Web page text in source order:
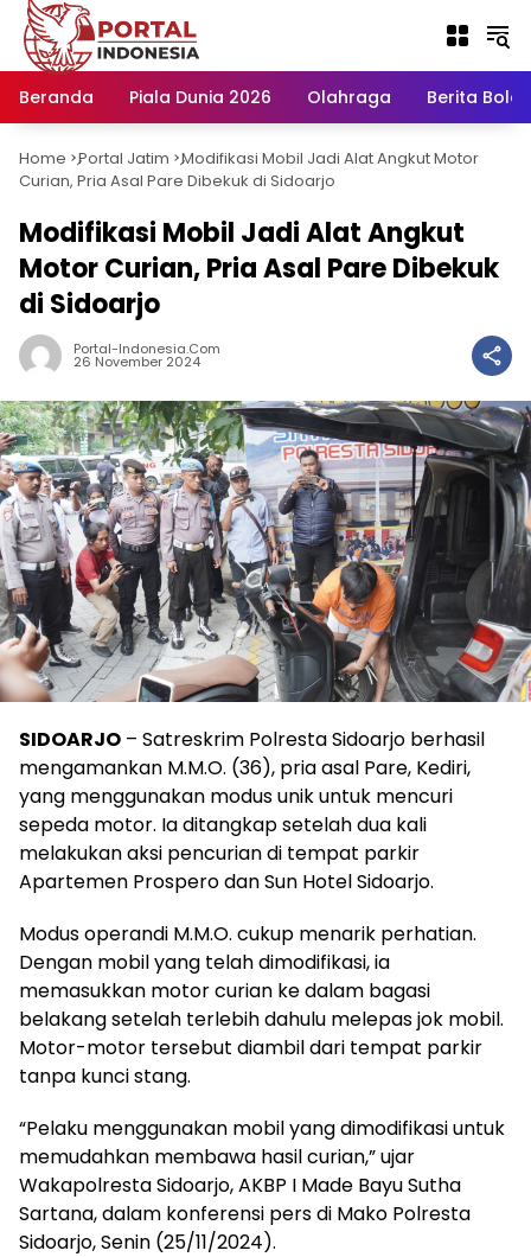
Langsung
konten
Beranda
Piala Dunia 2026 Olahraga Berita Bola
Home -
Portal Jatim -Modifikasi Mobil Jadi Alat Angkut Motor
Curian, Pria Asal Pare Dibekuk di Sidoarjo
Modifikasi Mobil Jadi Alat Angkut
Motor Curian, Pria Asal Pare Dibekuk
di Sidoarjo
Portal-Indonesia.com
26 November 2024
SIDOARJO – Satreskrim Polresta Sidoarjo berhasil
mengamankan M.M.O. (36), pria asal Pare, Kediri,
yang menggunakan modus unik untuk mencuri
sepeda motor. Ia ditangkap setelah dua kali
melakukan aksi pencurian di tempat parkir
Apartemen Prospero dan Sun Hotel Sidoarjo.
Modus operandi M.M.O. cukup menarik perhatian.
Dengan mobil yang telah dimodifikasi, ia
memasukkan motor curian ke dalam bagasi
belakang setelah terlebih dahulu melepas jok mobil.
Motor-motor tersebut diambil dari tempat parkir
tanpa kunci stang.
“Pelaku menggunakan mobil yang dimodifikasi untuk
memudahkan membawa hasil curian,” ujar
Wakapolresta Sidoarjo, AKBP I Made Bayu Sutha
Sartana, dalam konferensi pers di Mako Polresta
Sidoarjo, Senin (25/11/2024).